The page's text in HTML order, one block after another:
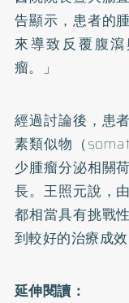
告顯示，患者的
來導致反覆腹
瘤。」
經過討論後，患
素類似物（
少腫瘤分泌相關
長。王照元說，
都相當具有挑戰
到較好的治療成效
延伸閱讀：